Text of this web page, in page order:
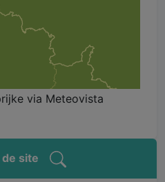
via Meteovista
site